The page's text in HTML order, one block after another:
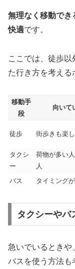
無理なく移動でき
快適です。
ここでは、徒歩
た行き方を考える
移動手
段
向いて
徒歩 街歩きも楽
タクシ
ー
荷物が多い
人
バス タイミング
タクシーやバ
急いでいるときや
バスを使う方法も